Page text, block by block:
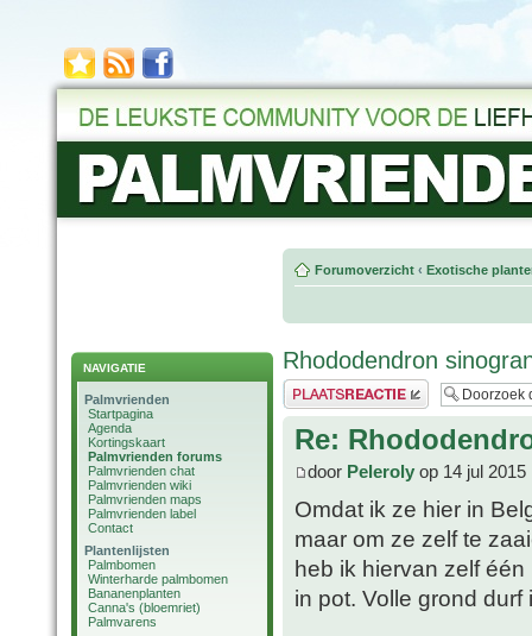
NAVIGATIE
Palmvrienden
Startpagina
Agenda
Kortingskaart
Palmvrienden forums
Palmvrienden chat
Palmvrienden wiki
Palmvrienden maps
Palmvrienden label
Contact
Plantenlijsten
Palmbomen
Winterharde palmbomen
Bananenplanten
Canna's (bloemriet)
Palmvarens
Forumoverzicht ‹ Exotische
Rhododendron
Plaats een reactie
Re:
door Peleroly op 14 jul 2015
Omdat ik ze hier in
maar om ze zelf te
heb ik hiervan zelf
in pot. Volle grond